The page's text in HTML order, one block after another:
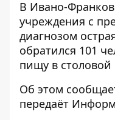
В Ивано-
учреждения с
диагнозом
обратился 101
пищу в столовой
Об этом
передаёт